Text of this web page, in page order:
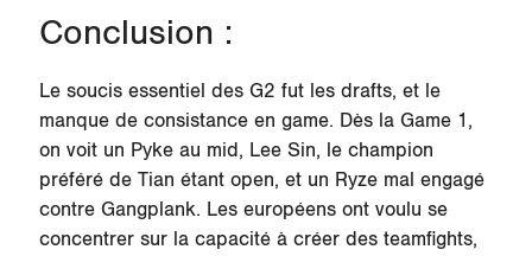
Conclusion :
Le soucis essentiel des G2 fut les drafts, et le
manque de consistance en game. Dès la Game 1,
on voit un Pyke au mid, Lee Sin, le champion
préféré de Tian étant open, et un Ryze mal engagé
contre Gangplank. Les européens ont voulu se
concentrer sur la capacité à créer des teamfights,